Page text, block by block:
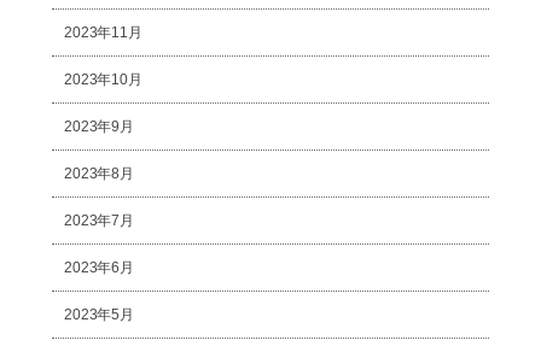
2023年11月
2023年10月
2023年9月
2023年8月
2023年7月
2023年6月
2023年5月